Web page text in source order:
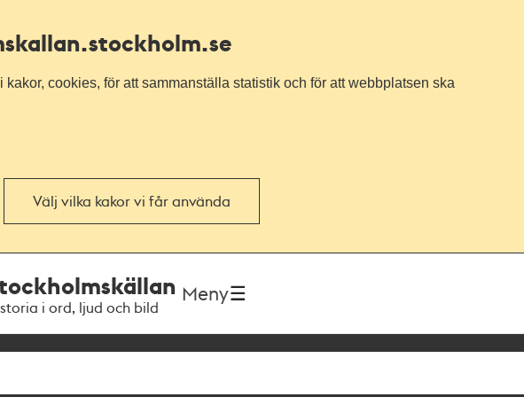
.stockholm.se
cookies, för att sammanställa statistik och för att webbplatsen ska
Välj vilka kakor vi får använda
i ord, ljud och bild
Meny